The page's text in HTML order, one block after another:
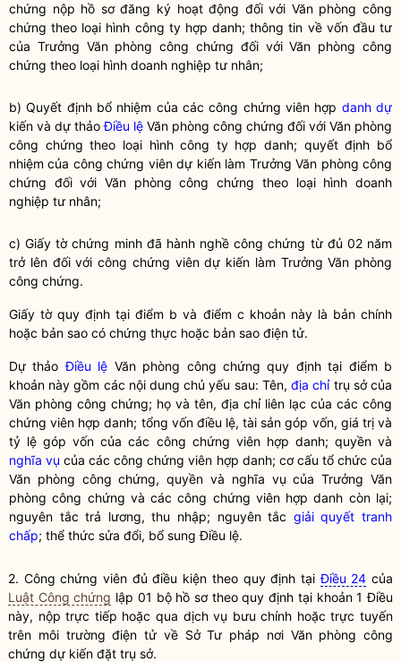
chứng nộp hồ sơ đăng ký hoạt động đối với Văn phòng công
chứng theo loại hình công ty hợp danh; thông tin về vốn đầu tư
của Trưởng Văn phòngcông chứng đối với Văn phòngcông
chứng theo loại hình doanh nghiệp tư nhân;
b) Quyết định bổ nhiệm của cáccông chứng viên hợp danh dự
kiến và dự thảoĐiều lệ Văn phòng công chứng đối với Văn phòng
công chứng theo loại hình công ty hợp danh; quyết định bổ
nhiệm của công chứng viêndự kiến làm Trưởng Văn phòng công
chứng đối với Văn phòng công chứng theo loại hình doanh
nghiệp tư nhân;
c) Giấy tờ chứng minh đã hành nghề công chứng từ đủ 02 năm
trở lên đối với công chứng viêndự kiến làm Trưởng Văn phòng
công chứng.
Giấy tờ quy định tại điểm b và điểm c khoản này là bản chính
hoặc bản sao có chứng thực hoặc bản sao điện tử.
Dự thảoĐiều lệ Văn phòng công chứng quy định tại điểm b
khoản này gồm các nội dung chủ yếu sau: Tên,địa chỉtrụ sở của
Văn phòng công chứng; họ và tên, địa chỉliên lạc của các công
chứng viên hợp danh; tổng vốn điều lệ, tài sản góp vốn, giá trị và
tỷ lệ góp vốn của các công chứng viênhợp danh; quyềnvà
nghĩa vụ của cáccông chứng viên hợp danh; cơ cấu tổ chức của
Văn phòng công chứng,quyền và nghĩa vụ của Trưởng Văn
phòng công chứng và cáccông chứng viênhợp danh còn lại;
nguyên tắc trả lương, thu nhập; nguyên tắc giải quyết tranh
chấp; thể thức sửa đổi, bổ sungĐiều lệ.
2. Công chứng viên đủ điều kiện theo quy định tạiĐiều 24 của
Luật Công chứng lập 01 bộ hồ sơ theo quy định tại khoản 1 Điều
này, nộp trực tiếp hoặc qua dịch vụ bưu chính hoặc trực tuyến
trên môi trường điện tử về Sở Tư pháp nơi Văn phòng công
chứng dự kiến đặt trụ sở.